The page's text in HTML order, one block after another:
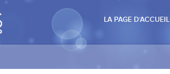
LA PAGE D’ACCUEIL